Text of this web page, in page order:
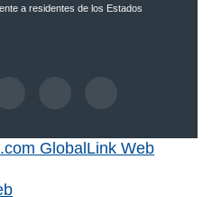
a residentes de los Estados